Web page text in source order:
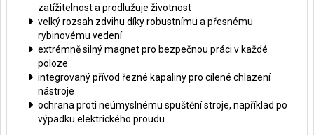
zatížitelnost a prodlužuje životnost
velký rozsah zdvihu díky robustnímu a přesnému
rybinovému vedení
extrémně silný magnet pro bezpečnou práci v každé
poloze
integrovaný přívod řezné kapaliny pro cílené chlazení
nástroje
ochrana proti neúmyslnému spuštění stroje, například po
výpadku elektrického proudu